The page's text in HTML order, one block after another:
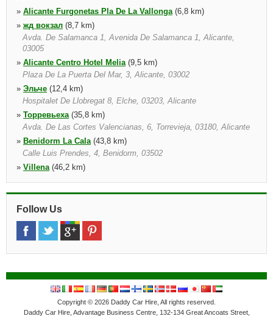
» Alicante Furgonetas Pla De La Vallonga(6,8 km)
» жд вокзал (8,7 km)
Avda. De Salamanca 1, Avenida De Salamanca 1, Alicante,
03005
» Alicante Centro Hotel Melia(9,5 km)
Plaza De La Puerta Del Mar, 3, Alicante, 03002
» Эльче (12,4 km)
Hospitalet De Llobregat 8, Elche, 03203, Alicante
» Торревьеха(35,8 km)
Avda. De Las Cortes Valencianas, 6, Torrevieja, 03180, Alicante
» Benidorm La Cala(43,8 km)
Calle Luis Prendes, 4, Benidorm, 03502
» Villena(46,2 km)
»Бенидорм центр города(47,9 km)
Avda. Comunidad Valenciana No. 8 Local 16, Edificio Coblanca
Follow Us
Copyright © 2026 Daddy Car Hire, All rights reserved.
Daddy Car Hire, Advantage Business Centre, 132-134 Great Ancoats Street,